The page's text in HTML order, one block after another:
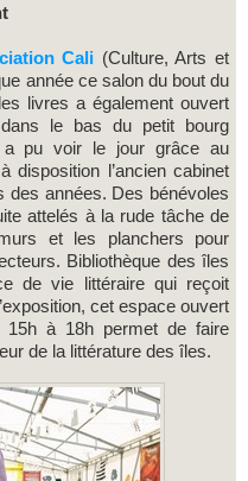
Cali (Culture, Arts et
année ce salon du bout du
livres a également ouvert
le bas du petit bourg
a pu voir le jour grâce au
l’ancien cabinet
des années. Des bénévoles
attelés à la rude tâche de
et les planchers pour
Bibliothèque des îles
de vie littéraire qui reçoit
cet espace ouvert
à 18h permet de faire
de la littérature des îles.